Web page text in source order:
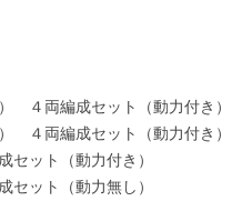
４両編成セット（動力付き）
４両編成セット（動力付き）
ット（動力付き）
ット（動力無し）